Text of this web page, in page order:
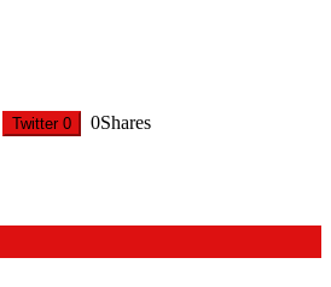
Twitter 0 0Shares